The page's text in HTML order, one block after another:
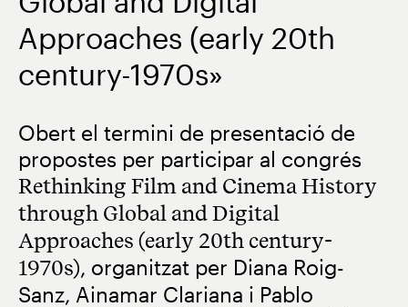
Approaches (early 20th
century-1970s»
Obert el termini de presentació de
propostes per participar al congrés
Rethinking Film and Cinema History
through Global and Digital
Approaches (early 20th century-
1970s), organitzat per Diana Roig-
Sanz, Ainamar Clariana i Pablo